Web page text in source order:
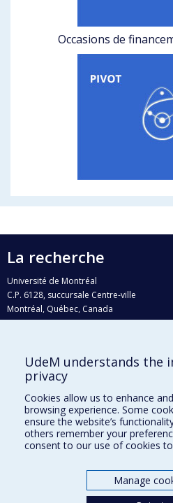
Occasions de
La recherche
Université de Montréal
C.P. 6128, succursale Centre-ville
Montréal, Québec, Canada
H3C 3J7
Qui fait quoi?
Nous trouver
Plan du site
Accessibilité
UdeM understands the
privacy
Cookies allow us to enhance
browsing experience. Some
ensure the website’s
others remember your
consent to our use of cookies
Manage